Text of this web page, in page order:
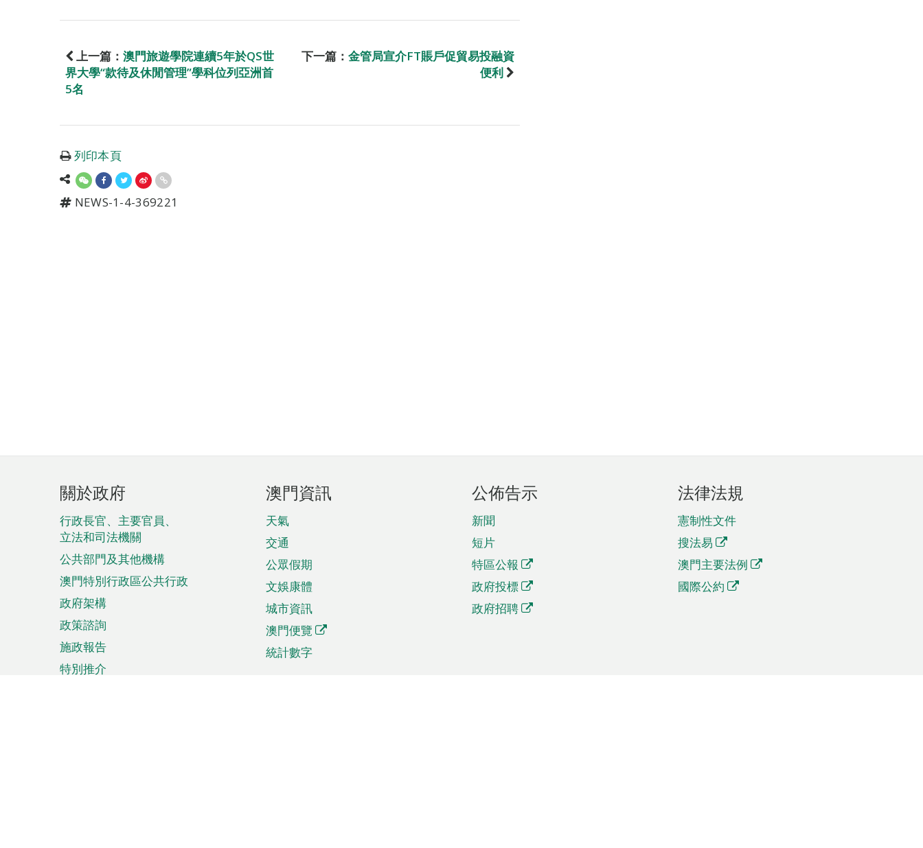
上一篇： 澳門旅遊學院連續5年於QS世
界大學“款待及休閒管理”學科位列亞洲首
5名
下一篇： 金管局宣介FT賬戶促貿易投融資
便利
列印本頁
NEWS-1-4-369221
頁
腳
菜
單
關於政府
行政長官、主要官員、
立法和司法機關
公共部門及其他機構
澳門特別行政區公共行政
政府架構
政策諮詢
施政報告
特別推介
澳門資訊
天氣
交通
公眾假期
文娛康體
城市資訊
澳門便覽
統計數字
公佈告示
新聞
短片
特區公報
政府投標
政府招聘
法律法規
憲制性文件
搜法易
澳門主要法例
國際公約